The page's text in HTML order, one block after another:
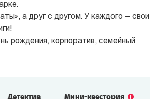
а друг с другом. У каждого — свои
рождения, корпоратив, семейный
Детектив Мини-квестория